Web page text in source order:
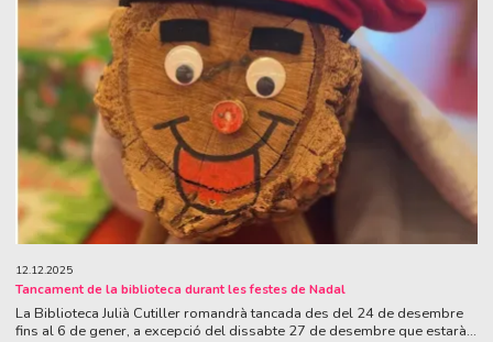
12.12.2025
Tancament de la biblioteca durant les festes de Nadal
La Biblioteca Julià Cutiller romandrà tancada des del 24 de desembre
fins al 6 de gener, a excepció del dissabte 27 de desembre que estarà...